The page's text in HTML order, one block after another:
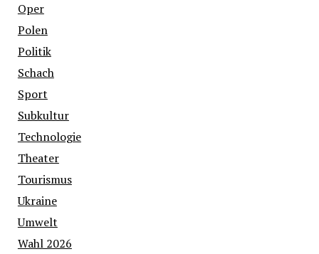
Oper
Polen
Politik
Schach
Sport
Subkultur
Technologie
Theater
Tourismus
Ukraine
Umwelt
Wahl 2026